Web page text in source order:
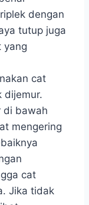
dengan
tutup juga
yang
cat
dijemur.
di bawah
mengering
cat
Jika tidak